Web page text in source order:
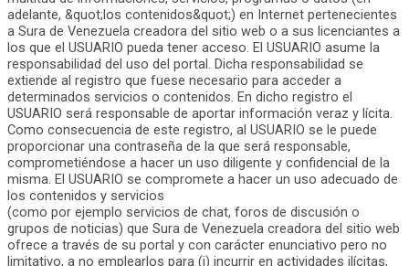
adelante, &quot;los contenidos&quot;) en Internet pertenecientes
a Sura de Venezuela creadora del sitio web o a sus licenciantes a
los que el USUARIO pueda tener acceso. El USUARIO asume la
responsabilidad del uso del portal. Dicha responsabilidad se
extiende al registro que fuese necesario para acceder a
determinados servicios o contenidos. En dicho registro el
USUARIO será responsable de aportar información veraz y lícita.
Como consecuencia de este registro, al USUARIO se le puede
proporcionar una contraseña de la que será responsable,
comprometiéndose a hacer un uso diligente y confidencial de la
misma. El USUARIO se compromete a hacer un uso adecuado de
los contenidos y servicios
(como por ejemplo servicios de chat, foros de discusión o
grupos de noticias) que Sura de Venezuela creadora del sitio web
ofrece a través de su portal y con carácter enunciativo pero no
limitativo, a no emplearlos para (i) incurrir en actividades ilícitas,